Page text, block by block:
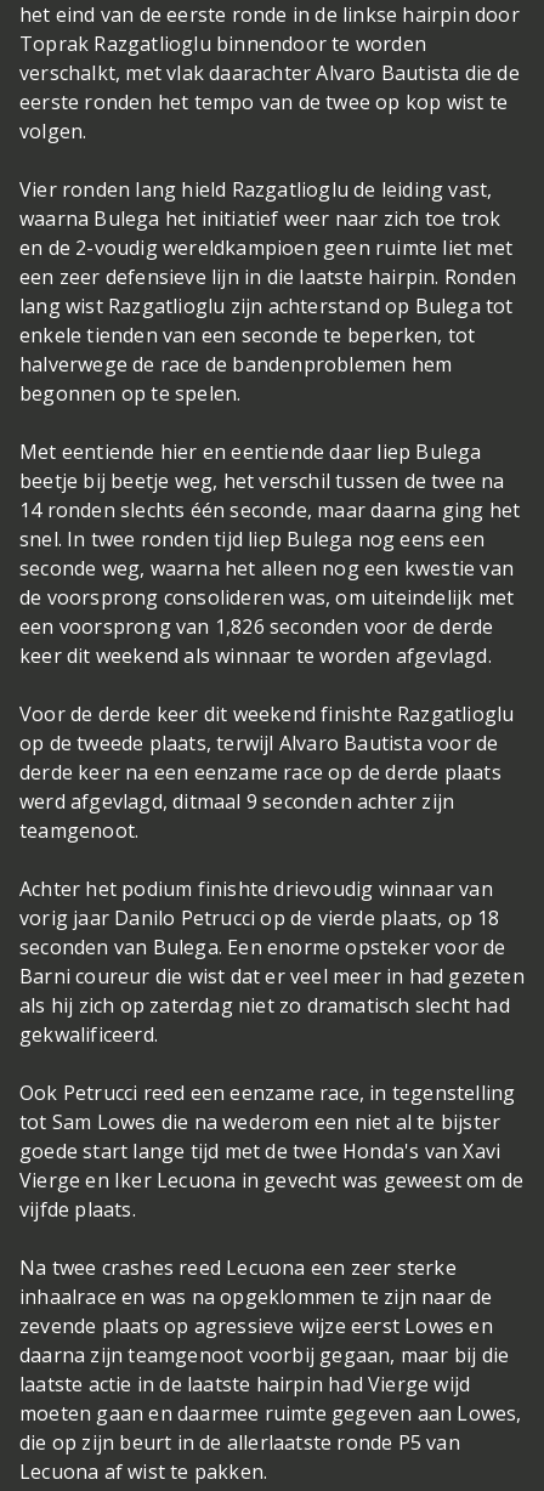
het eind van de eerste ronde in de linkse hairpin door
Toprak Razgatlioglu binnendoor te worden
verschalkt, met vlak daarachter Alvaro Bautista die de
eerste ronden het tempo van de twee op kop wist te
volgen.
Vier ronden lang hield Razgatlioglu de leiding vast,
waarna Bulega het initiatief weer naar zich toe trok
en de 2-voudig wereldkampioen geen ruimte liet met
een zeer defensieve lijn in die laatste hairpin. Ronden
lang wist Razgatlioglu zijn achterstand op Bulega tot
enkele tienden van een seconde te beperken, tot
halverwege de race de bandenproblemen hem
begonnen op te spelen.
Met eentiende hier en eentiende daar liep Bulega
beetje bij beetje weg, het verschil tussen de twee na
14 ronden slechts één seconde, maar daarna ging het
snel. In twee ronden tijd liep Bulega nog eens een
seconde weg, waarna het alleen nog een kwestie van
de voorsprong consolideren was, om uiteindelijk met
een voorsprong van 1,826 seconden voor de derde
keer dit weekend als winnaar te worden afgevlagd.
Voor de derde keer dit weekend finishte Razgatlioglu
op de tweede plaats, terwijl Alvaro Bautista voor de
derde keer na een eenzame race op de derde plaats
werd afgevlagd, ditmaal 9 seconden achter zijn
teamgenoot.
Achter het podium finishte drievoudig winnaar van
vorig jaar Danilo Petrucci op de vierde plaats, op 18
seconden van Bulega. Een enorme opsteker voor de
Barni coureur die wist dat er veel meer in had gezeten
als hij zich op zaterdag niet zo dramatisch slecht had
gekwalificeerd.
Ook Petrucci reed een eenzame race, in tegenstelling
tot Sam Lowes die na wederom een niet al te bijster
goede start lange tijd met de twee Honda's van Xavi
Vierge en Iker Lecuona in gevecht was geweest om de
vijfde plaats.
Na twee crashes reed Lecuona een zeer sterke
inhaalrace en was na opgeklommen te zijn naar de
zevende plaats op agressieve wijze eerst Lowes en
daarna zijn teamgenoot voorbij gegaan, maar bij die
laatste actie in de laatste hairpin had Vierge wijd
moeten gaan en daarmee ruimte gegeven aan Lowes,
die op zijn beurt in de allerlaatste ronde P5 van
Lecuona af wist te pakken.